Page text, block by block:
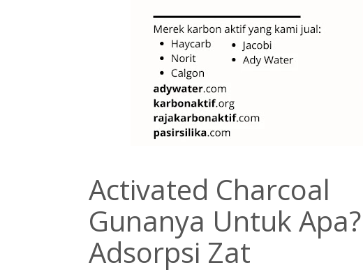
Activated Charcoal
Gunanya Untuk Apa?
Adsorpsi Zat